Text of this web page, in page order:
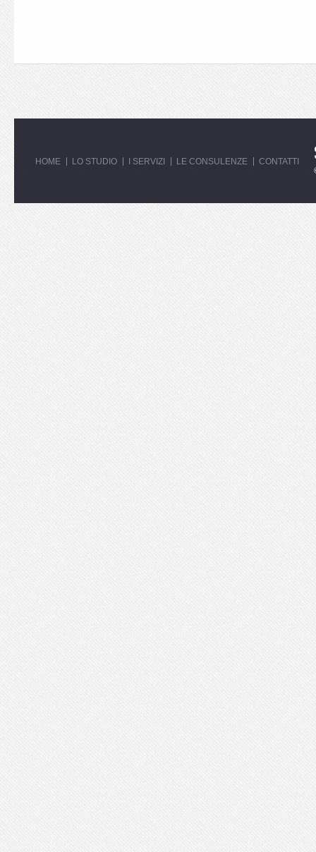
HOME LO STUDIO I SERVIZI LE CONSULENZE CONTATTI